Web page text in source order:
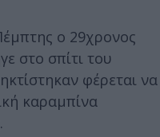
ο 29χρονος
στο σπίτι του
φέρεται να
καραμπίνα